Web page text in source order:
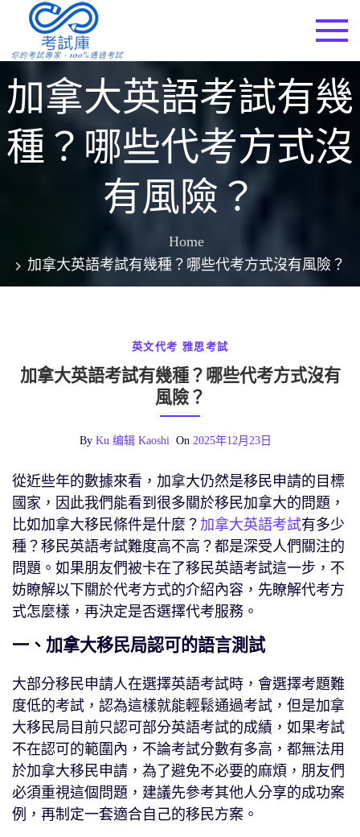
content
加拿大英語考試有幾
種？哪些代考方式沒
有風險？
Home
加拿大英語考試有幾種？哪些代考方式沒有風險？
英文代考 雅思考試
加拿大英語考試有幾種？哪些代考方式沒有
風險？
By Ku 编辑 Kaoshi On 2025年12月23日
從近些年的數據來看，加拿大仍然是移民申請的目標
國家，因此我們能看到很多關於移民加拿大的問題，
比如加拿大移民條件是什麼？ 加拿大英語考試有多少
種？移民英語考試難度高不高？都是深受人們關注的
問題。如果朋友們被卡在了移民英語考試這一步，不
妨瞭解以下關於代考方式的介紹內容，先瞭解代考方
式怎麼樣，再決定是否選擇代考服務。
一、加拿大移民局認可的語言測試
大部分移民申請人在選擇英語考試時，會選擇考題難
度低的考試，認為這樣就能輕鬆通過考試，但是加拿
大移民局目前只認可部分英語考試的成績，如果考試
不在認可的範圍內，不論考試分數有多高，都無法用
於加拿大移民申請，為了避免不必要的麻煩，朋友們
必須重視這個問題，建議先參考其他人分享的成功案
例，再制定一套適合自己的移民方案。